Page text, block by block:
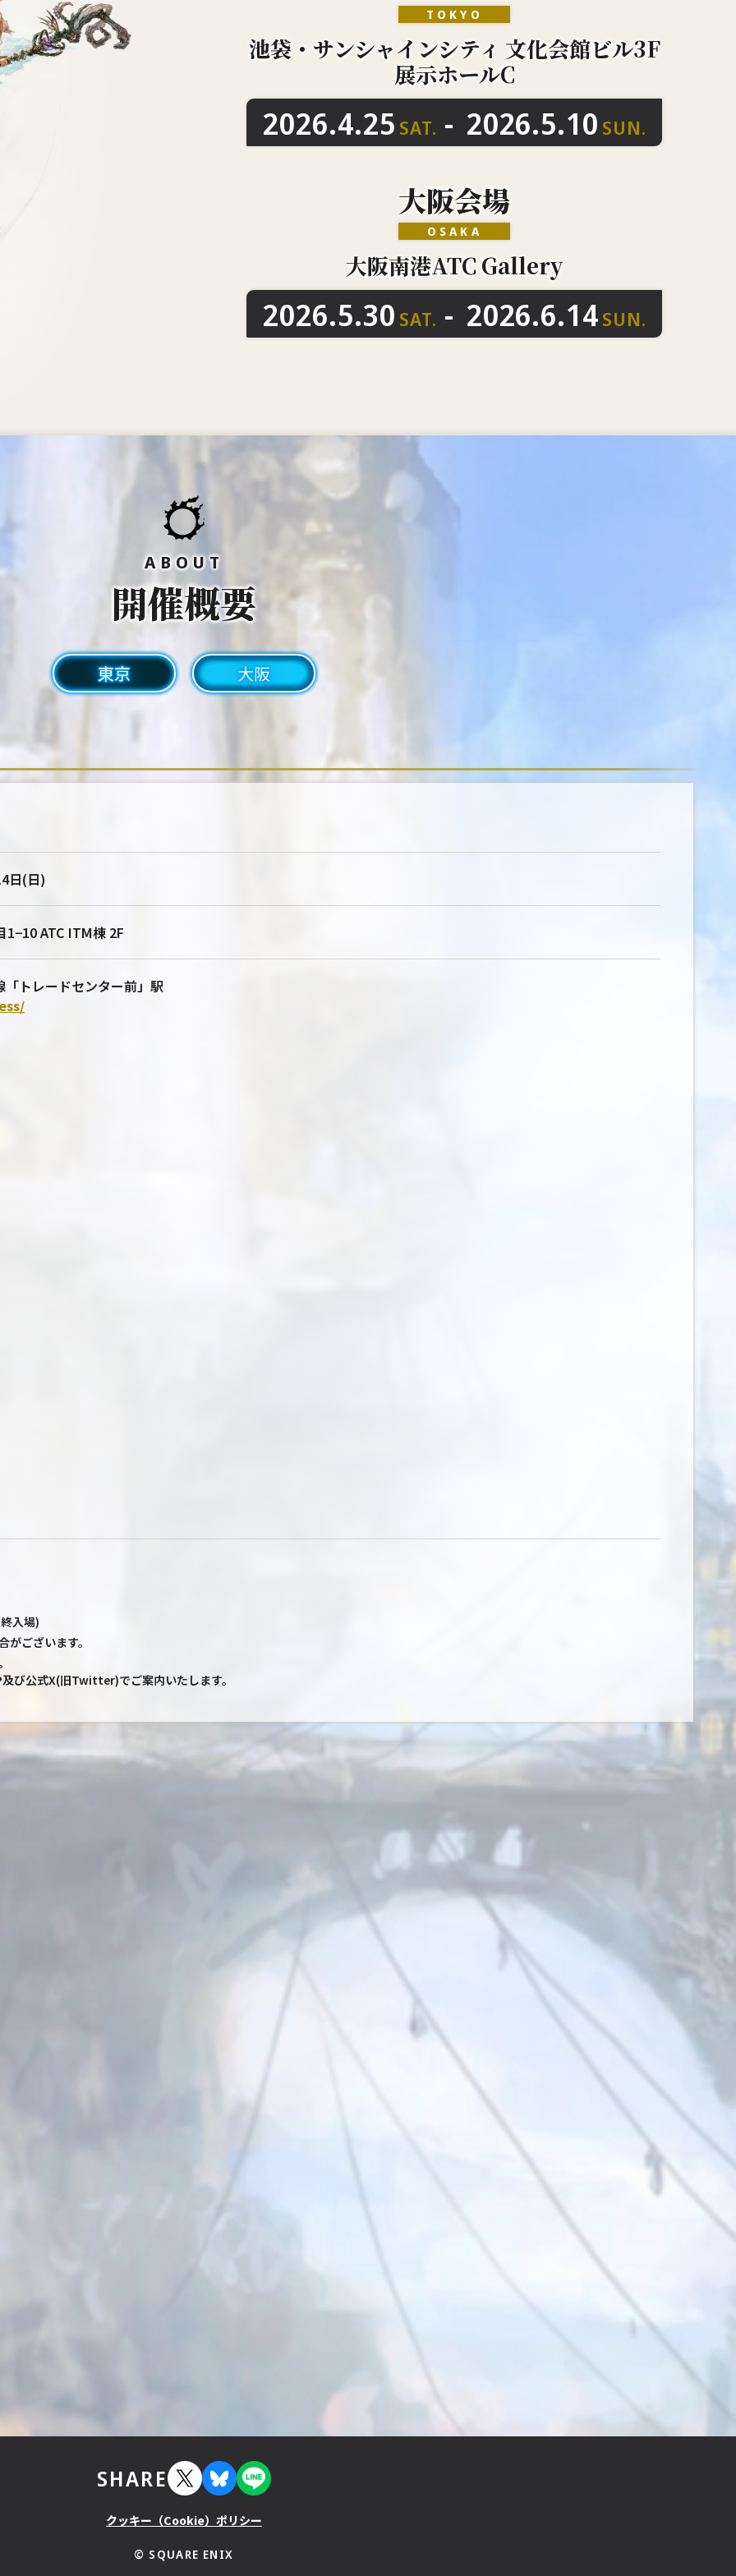
TOKYO
池袋・サンシャインシティ 文化会館ビル3F
展示ホールC
2026.4.25 SAT. - 2026.5.10 SUN.
大阪会場
OSAKA
大阪南港ATC Gallery
2026.5.30 SAT. - 2026.6.14 SUN.
ABOUT
開催概要
東京 大阪
日(日)
1−10 ATC ITM棟 2F
トレードセンター前」駅
入場)
ございます。
び公式X(旧Twitter)でご案内いたします。
@FF14_EXHIBITION
SHARE
クッキー（Cookie）ポリシー
© SQUARE ENIX